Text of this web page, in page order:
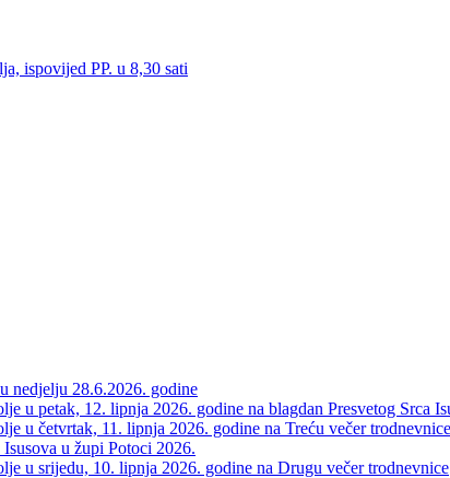
ispovijed PP. u 8,30 sati
nedjelju 28.6.2026. godine
petak, 12. lipnja 2026. godine na blagdan Presvetog Srca
u četvrtak, 11. lipnja 2026. godine na Treću večer trodnevnice
u župi Potoci 2026.
u srijedu, 10. lipnja 2026. godine na Drugu večer trodnevnice